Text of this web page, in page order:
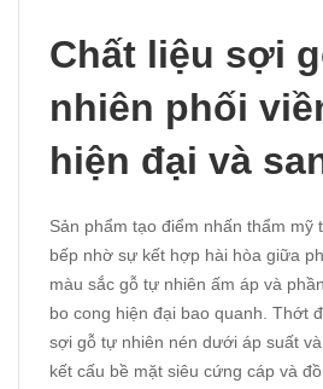
Chất liệu sợi
nhiên phối
hiện đại và
Sản phẩm tạo điểm nhấn thẩm mỹ
bếp nhờ sự kết hợp hài hòa giữa
màu sắc gỗ tự nhiên ấm áp và
bo cong hiện đại bao quanh. Thớt
sợi gỗ tự nhiên nén dưới áp suất
kết cấu bề mặt siêu cứng cáp và